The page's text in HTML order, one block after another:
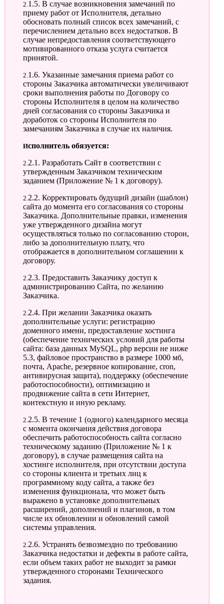
2.1.5. В случае возникновения замечаний по
приему работ от Исполнителя, детально
обосновать полный список всех замечаний, с
перечислением детально всех недостатков. В
случае непредоставления соответствующего
мотивированного отказа услуга считается
принятой.
2.1.6. Указанные замечания приема работ со
стороны Заказчика автоматически увеличивают
сроки выполнения работы по Договору со
стороны Исполнителя в целом на количество
дней согласования со стороны Заказчика и
доработок со стороны Исполнителя по
замечаниям Заказчика в случае их наличия.
Исполнитель обязуется:
2.2.1. Разработать Сайт в соответствии с
утвержденным Заказчиком техническим
заданием (Приложение № 1 к договору).
2.2.2. Корректировать будущий дизайн (шаблон)
сайта до момента его согласования со стороны
Заказчика. Дополнительные правки, изменения
уже утвержденного дизайна могут
осуществляться только по согласованию сторон,
либо за дополнительную плату, что
отображается в дополнительном соглашении к
договору.
2.2.3. Предоставить Заказчику доступ к
администрированию Сайта, по желанию
Заказчика.
2.2.4. При желании Заказчика оказать
дополнительные услуги: регистрацию
доменного имени, предоставление хостинга
(обеспечение технических условий для работы
сайта: база данных MySQL, php версии не ниже
5.3, файловое пространство в размере 1000 мб,
почта, Apache, резервное копирование, cron,
антивирусная защита), поддержку (обеспечение
работоспособности), оптимизацию и
продвижение сайта в сети Интернет,
контекстную и иную рекламу.
2.2.5. В течение 1 (одного) календарного месяца
с момента окончания действия договора
обеспечить работоспособность сайта согласно
техническому заданию (Приложение № 1 к
договору), в случае размещения сайта на
хостинге исполнителя, при отсутствии доступа
со стороны клиента и третьих лиц к
программному коду сайта, а также без
изменения функционала, что может быть
выражено в установке дополнительных
расширений, дополнений и плагинов, в том
числе их обновлении и обновлений самой
системы управления.
2.2.6. Устранять безвозмездно по требованию
Заказчика недостатки и дефекты в работе сайта,
если объем таких работ не выходит за рамки
утвержденного сторонами Технического
задания.